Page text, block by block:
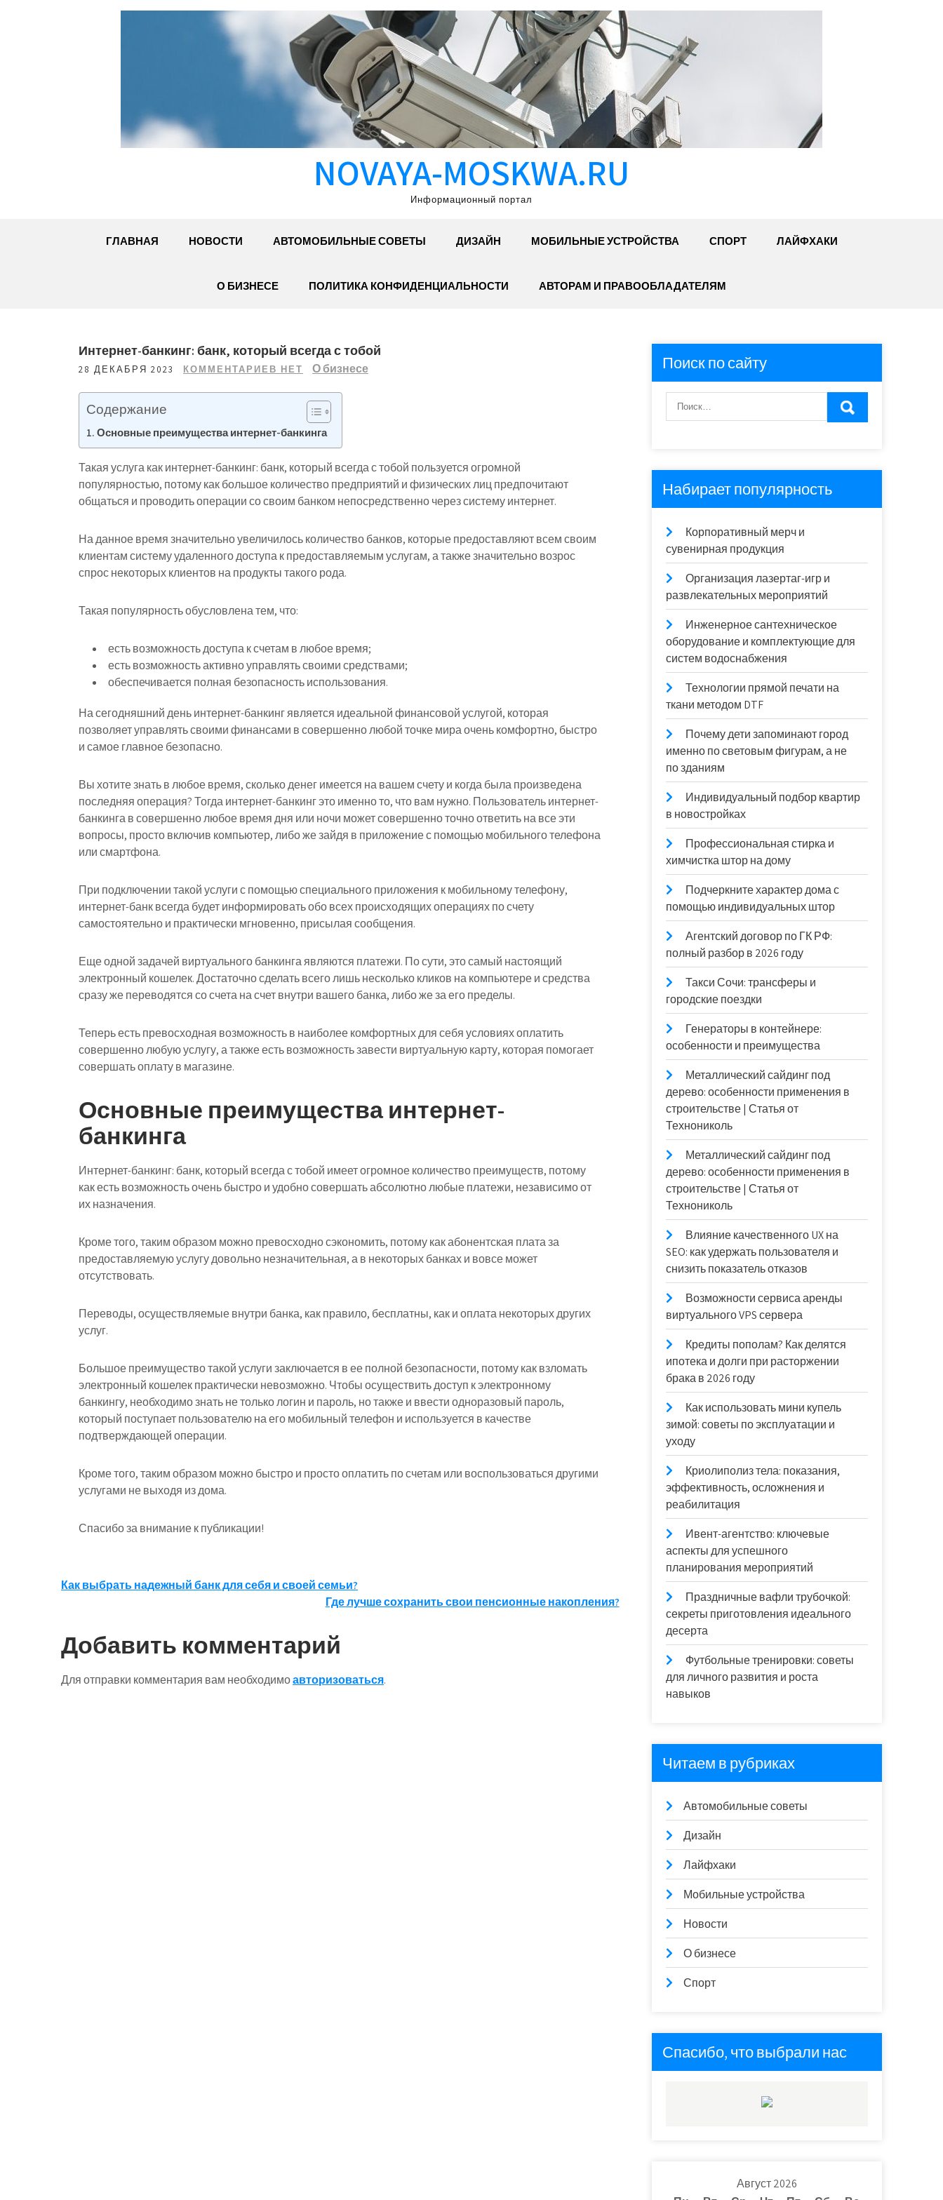
NOVAYA-MOSKWA.RU
Информационный портал
ГЛАВНАЯ НОВОСТИ АВТОМОБИЛЬНЫЕ СОВЕТЫ ДИЗАЙН МОБИЛЬНЫЕ УСТРОЙСТВА СПОРТ ЛАЙФХАКИ
О БИЗНЕСЕ ПОЛИТИКА КОНФИДЕНЦИАЛЬНОСТИ АВТОРАМ И ПРАВООБЛАДАТЕЛЯМ
Интернет-банкинг: банк, который всегда с тобой
28 ДЕКАБРЯ 2023 КОММЕНТАРИЕВ НЕТ О бизнесе
Содержание
Основные преимущества интернет-банкинга
Такая услуга как интернет-банкинг: банк, который всегда с тобой пользуется огромной
популярностью, потому как большое количество предприятий и физических лиц предпочитают
общаться и проводить операции со своим банком непосредственно через систему интернет.
На данное время значительно увеличилось количество банков, которые предоставляют всем своим
клиентам систему удаленного доступа к предоставляемым услугам, а также значительно возрос
спрос некоторых клиентов на продукты такого рода.
Такая популярность обусловлена тем, что:
есть возможность доступа к счетам в любое время;
есть возможность активно управлять своими средствами;
обеспечивается полная безопасность использования.
На сегодняшний день интернет-банкинг является идеальной финансовой услугой, которая
позволяет управлять своими финансами в совершенно любой точке мира очень комфортно, быстро
и самое главное безопасно.
Вы хотите знать в любое время, сколько денег имеется на вашем счету и когда была произведена
последняя операция? Тогда интернет-банкинг это именно то, что вам нужно. Пользователь интернет-
банкинга в совершенно любое время дня или ночи может совершенно точно ответить на все эти
вопросы, просто включив компьютер, либо же зайдя в приложение с помощью мобильного телефона
или смартфона.
При подключении такой услуги с помощью специального приложения к мобильному телефону,
интернет-банк всегда будет информировать обо всех происходящих операциях по счету
самостоятельно и практически мгновенно, присылая сообщения.
Еще одной задачей виртуального банкинга являются платежи. По сути, это самый настоящий
электронный кошелек. Достаточно сделать всего лишь несколько кликов на компьютере и средства
сразу же переводятся со счета на счет внутри вашего банка, либо же за его пределы.
Теперь есть превосходная возможность в наиболее комфортных для себя условиях оплатить
совершенно любую услугу, а также есть возможность завести виртуальную карту, которая помогает
совершать оплату в магазине.
Основные преимущества интернет-
банкинга
Интернет-банкинг: банк, который всегда с тобой имеет огромное количество преимуществ, потому
как есть возможность очень быстро и удобно совершать абсолютно любые платежи, независимо от
их назначения.
Кроме того, таким образом можно превосходно сэкономить, потому как абонентская плата за
предоставляемую услугу довольно незначительная, а в некоторых банках и вовсе может
отсутствовать.
Переводы, осуществляемые внутри банка, как правило, бесплатны, как и оплата некоторых других
услуг.
Большое преимущество такой услуги заключается в ее полной безопасности, потому как взломать
электронный кошелек практически невозможно. Чтобы осуществить доступ к электронному
банкингу, необходимо знать не только логин и пароль, но также и ввести одноразовый пароль,
который поступает пользователю на его мобильный телефон и используется в качестве
подтверждающей операции.
Кроме того, таким образом можно быстро и просто оплатить по счетам или воспользоваться другими
услугами не выходя из дома.
Спасибо за внимание к публикации!
Навигация
записям
Как выбрать надежный банк для себя и своей семьи?
Где лучше сохранить свои пенсионные накопления?
Добавить комментарий
Для отправки комментария вам необходимоавторизоваться.
Поиск по сайту
Набирает популярность
Корпоративный мерч и
сувенирная продукция
Организация лазертаг-игр и
развлекательных мероприятий
Инженерное сантехническое
оборудование и комплектующие для
систем водоснабжения
Технологии прямой печати на
ткани методом DTF
Почему дети запоминают город
именно по световым фигурам, а не
по зданиям
Индивидуальный подбор квартир
в новостройках
Профессиональная стирка и
химчистка штор на дому
Подчеркните характер дома с
помощью индивидуальных штор
Агентский договор по ГК РФ:
полный разбор в 2026 году
Такси Сочи: трансферы и
городские поездки
Генераторы в контейнере:
особенности и преимущества
Металлический сайдинг под
дерево: особенности применения в
строительстве | Статья от
Технониколь
Металлический сайдинг под
дерево: особенности применения в
строительстве | Статья от
Технониколь
Влияние качественного UX на
SEO: как удержать пользователя и
снизить показатель отказов
Возможности сервиса аренды
виртуального VPS сервера
Кредиты пополам? Как делятся
ипотека и долги при расторжении
брака в 2026 году
Как использовать мини купель
зимой: советы по эксплуатации и
уходу
Криолиполиз тела: показания,
эффективность, осложнения и
реабилитация
Ивент-агентство: ключевые
аспекты для успешного
планирования мероприятий
Праздничные вафли трубочкой:
секреты приготовления идеального
десерта
Футбольные тренировки: советы
для личного развития и роста
навыков
Читаем в рубриках
Автомобильные советы
Дизайн
Лайфхаки
Мобильные устройства
Новости
О бизнесе
Спорт
Спасибо, что выбрали нас
Август 2026